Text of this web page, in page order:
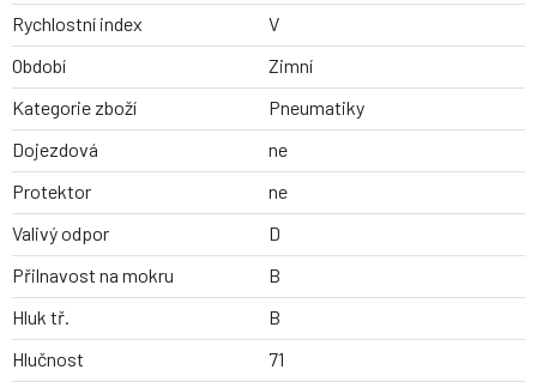
Rychlostní index
V
Období
Zimní
Kategorie zboží
Pneumatiky
Dojezdová
ne
Protektor
ne
Valivý odpor
D
Přilnavost na mokru
B
Hluk tř.
B
Hlučnost
71